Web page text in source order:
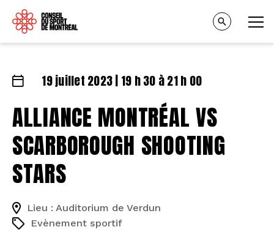
19 juillet 2023 | 19 h 30 à 21 h 00
ALLIANCE MONTRÉAL VS
SCARBOROUGH SHOOTING
STARS
Lieu : Auditorium de Verdun
Evènement sportif